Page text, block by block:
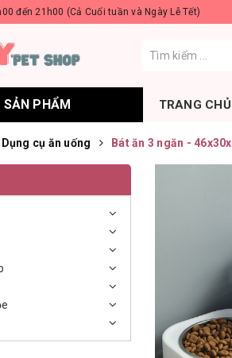
đến 21h00 (Cả Cuối tuần và Ngày Lễ Tết)
SẢN PHẨM TRANG CHỦ
Dụng cụ ăn uống Bát ăn 3 ngăn -